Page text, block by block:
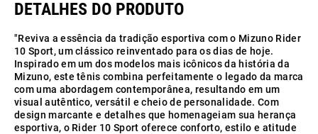
"Reviva a essência da tradição esportiva com o Mizuno Rider
10 Sport, um clássico reinventado para os dias de hoje.
Inspirado em um dos modelos mais icônicos da história da
Mizuno, este tênis combina perfeitamente o legado da marca
com uma abordagem contemporânea, resultando em um
visual autêntico, versátil e cheio de personalidade. Com
design marcante e detalhes que homenageiam sua herança
esportiva, o Rider 10 Sport oferece conforto, estilo e atitude